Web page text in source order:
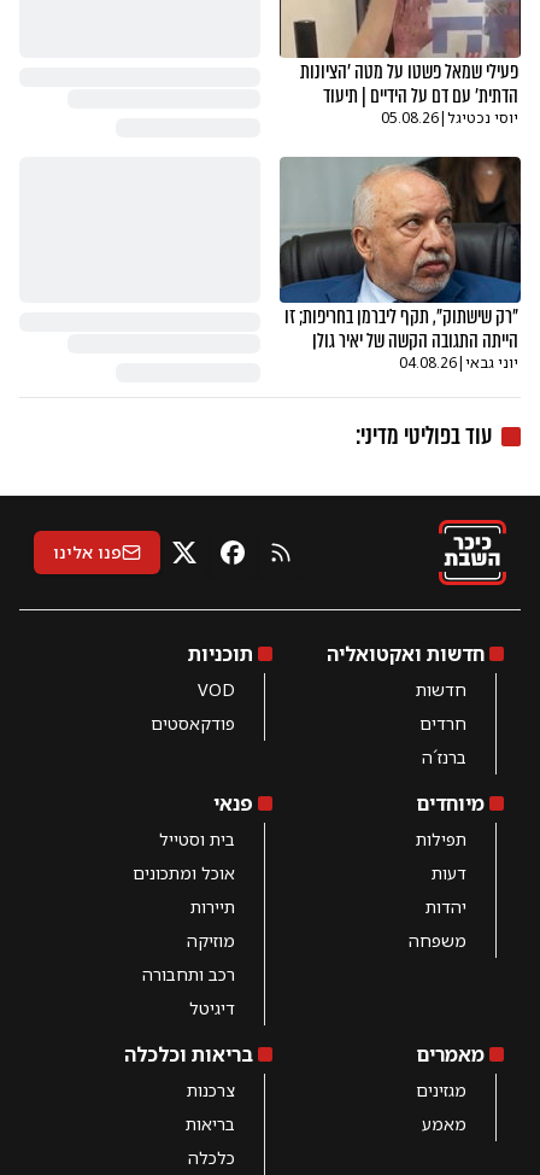
פעילי שמאל פשטו על מטה 'הציונות
הדתית' עם דם על הידיים | תיעוד
יוסי נכטיגל|
05.08.26
"רק שישתוק", תקף ליברמן בחריפות; זו
הייתה התגובה הקשה של יאיר גולן
יוני גבאי|
04.08.26
עוד בפוליטי מדיני:
RSS פייסבוק
X פנו אלינו
חדשות ואקטואליה
חדשות
חרדים
ברנז´ה
תוכניות
VOD
פודקאסטים
מיוחדים
תפילות
דעות
יהדות
משפחה
פנאי
בית וסטייל
אוכל ומתכונים
תיירות
מוזיקה
רכב ותחבורה
דיגיטל
מאמרים
מגזינים
מאמע
בריאות וכלכלה
צרכנות
בריאות
כלכלה